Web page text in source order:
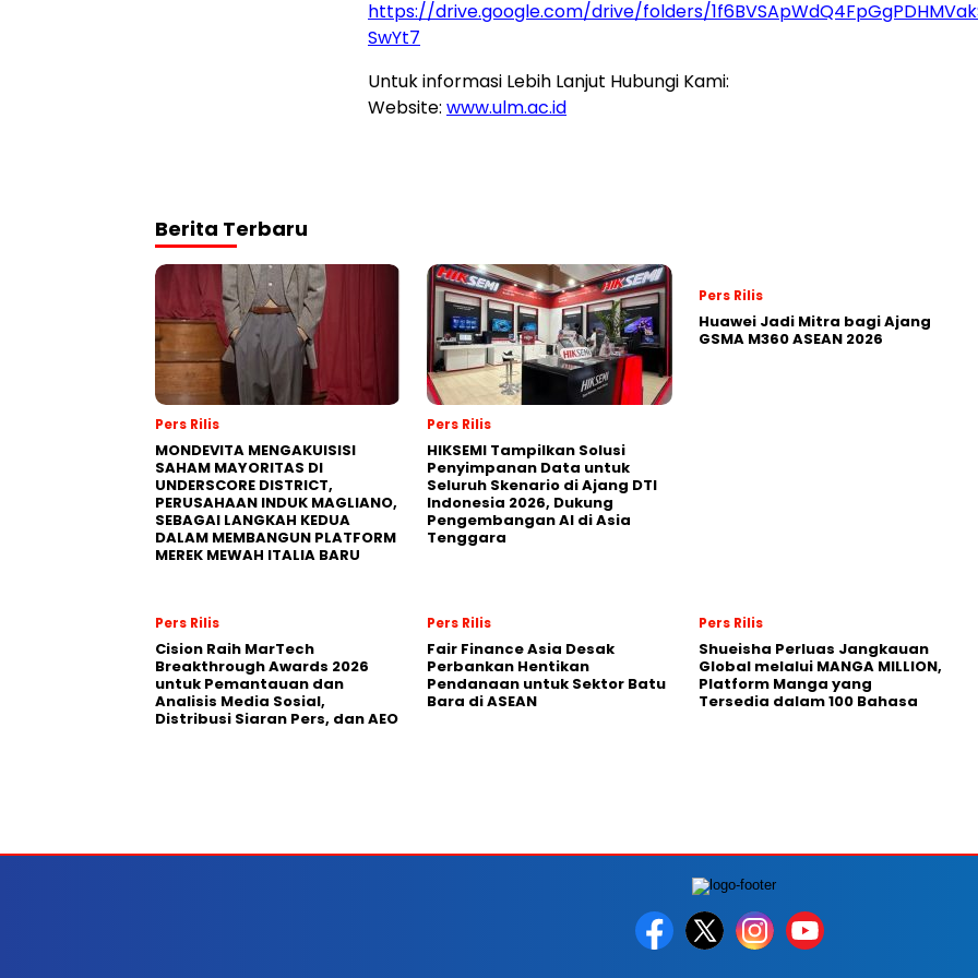
https://drive.google.com/drive/folders/
SwYt7
Untuk informasi Lebih Lanjut Hubungi Kami:
Website: www.ulm.ac.id
Berita Terbaru
Pers Rilis
MONDEVITA MENGAKUISISI
SAHAM MAYORITAS DI
UNDERSCORE DISTRICT,
PERUSAHAAN INDUK MAGLIANO,
SEBAGAI LANGKAH KEDUA
DALAM MEMBANGUN PLATFORM
MEREK MEWAH ITALIA BARU
Pers Rilis
HIKSEMI Tampilkan Solusi
Penyimpanan Data untuk
Seluruh Skenario di Ajang DTI
Indonesia 2026, Dukung
Pengembangan AI di Asia
Tenggara
Pers Rilis
Huawei Jadi Mitra bagi Ajang
GSMA M360 ASEAN 2026
Pers Rilis
Cision Raih MarTech
Breakthrough Awards 2026
untuk Pemantauan dan
Analisis Media Sosial,
Distribusi Siaran Pers, dan AEO
Pers Rilis
Fair Finance Asia Desak
Perbankan Hentikan
Pendanaan untuk Sektor Batu
Bara di ASEAN
Pers Rilis
Shueisha Perluas Jangkauan
Global melalui MANGA MILLION,
Platform Manga yang
Tersedia dalam 100 Bahasa